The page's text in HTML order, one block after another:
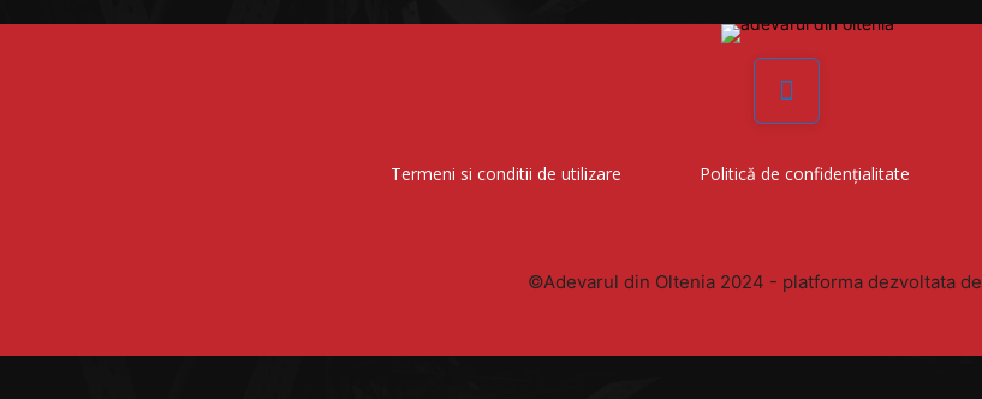
Termeni si conditii de utilizare Politică de confidențialitate
©Adevarul din Oltenia 2024 - platforma dezvoltata de